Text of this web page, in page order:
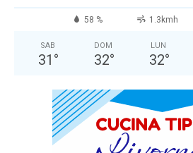
58 % 1.3kmh
SAB
31 °
DOM
32°
LUN
32°